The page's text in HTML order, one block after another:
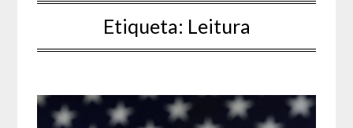
Etiqueta: Leitura